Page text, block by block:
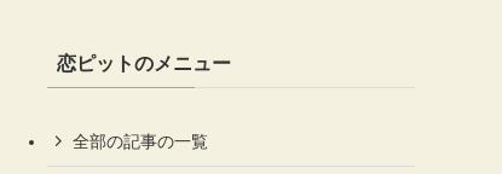
恋ピットのメニュー
全部の記事の一覧